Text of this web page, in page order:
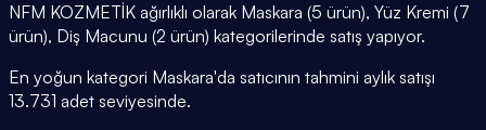
NFM KOZMETİK ağırlıklı olarak Maskara (5 ürün), Yüz Kremi (7
ürün), Diş Macunu (2 ürün) kategorilerinde satış yapıyor.
En yoğun kategori Maskara'da satıcının tahmini aylık satışı
13.731 adet seviyesinde.